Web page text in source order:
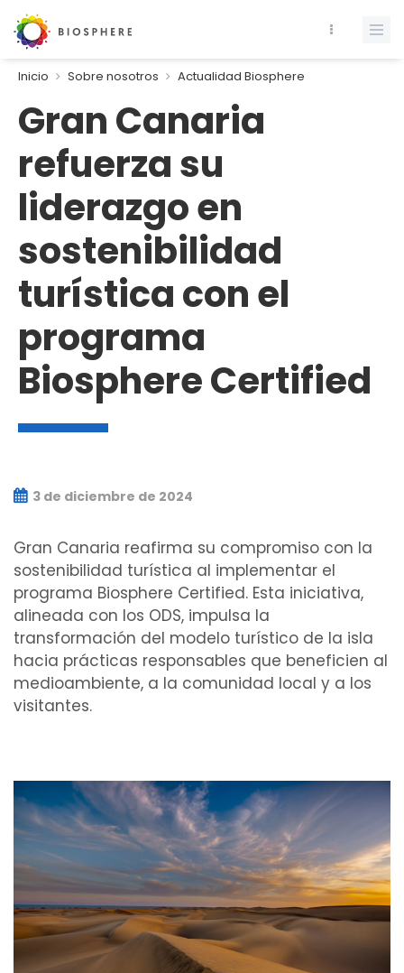
Inicio Sobre nosotros Actualidad Biosphere
Gran Canaria
refuerza su
liderazgo en
sostenibilidad
turística con el
programa
Biosphere Certified
3 de diciembre de 2024
Gran Canaria reafirma su compromiso con la
sostenibilidad turística al implementar el
programa Biosphere Certified. Esta iniciativa,
alineada con los ODS, impulsa la
transformación del modelo turístico de la isla
hacia prácticas responsables que beneficien al
medioambiente, a la comunidad local y a los
visitantes.